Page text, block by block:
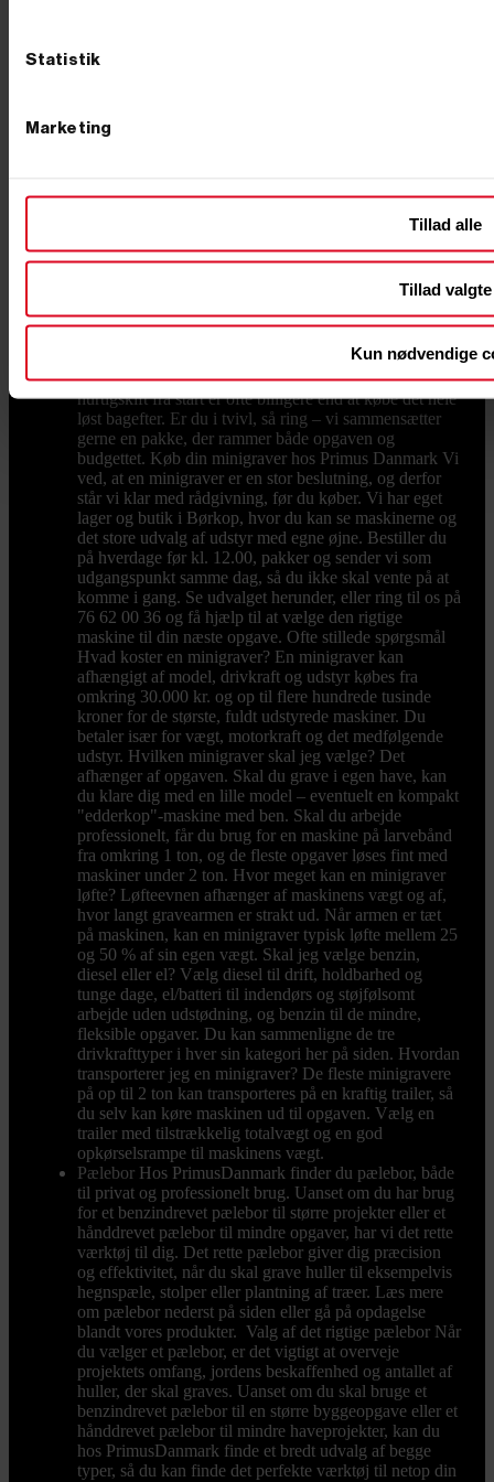
Statistik
Marketing
Tillad alle
Tillad valgte
Kun nødvendige
pladevibrator til at komprimere jorden et oplagt
hullet. Transport og vedligehold En maskine på 1-2 ton
skal flyttes mellem opgaverne, og her er en trailer til
i mange år, sker det også, at noget skal skiftes –
sliddele og reservedele og larvebånd finder du hos os,
koster en minigraver? Prisen afhænger af størrelse,
overkommelig pris, mens de store, fuldt udstyrede
maskiner ligger højere – som tommelfingerregel betaler
Vil du have mest maskine for pengene, så kig på, hvad
der reelt er inkluderet: en model med skovle og
hurtigskift fra start er ofte billigere end at købe det hele
løst bagefter. Er du i tvivl, så ring – vi sammensætter
gerne en pakke, der rammer både opgaven og
budgettet. Køb din minigraver hos Primus Danmark Vi
ved, at en minigraver er en stor beslutning, og derfor
står vi klar med rådgivning, før du køber. Vi har eget
lager og butik i Børkop, hvor du kan se maskinerne og
det store udvalg af udstyr med egne øjne. Bestiller du
på hverdage før kl. 12.00, pakker og sender vi som
udgangspunkt samme dag, så du ikke skal vente på at
komme i gang. Se udvalget herunder, eller ring til os på
76 62 00 36 og få hjælp til at vælge den rigtige
maskine til din næste opgave. Ofte stillede spørgsmål
Hvad koster en minigraver? En minigraver kan
afhængigt af model, drivkraft og udstyr købes fra
omkring 30.000 kr. og op til flere hundrede tusinde
kroner for de største, fuldt udstyrede maskiner. Du
betaler især for vægt, motorkraft og det medfølgende
udstyr. Hvilken minigraver skal jeg vælge? Det
afhænger af opgaven. Skal du grave i egen have, kan
du klare dig med en lille model – eventuelt en kompakt
"edderkop"-maskine med ben. Skal du arbejde
professionelt, får du brug for en maskine på larvebånd
fra omkring 1 ton, og de fleste opgaver løses fint med
maskiner under 2 ton. Hvor meget kan en minigraver
løfte? Løfteevnen afhænger af maskinens vægt og af,
hvor langt gravearmen er strakt ud. Når armen er tæt
på maskinen, kan en minigraver typisk løfte mellem 25
og 50 % af sin egen vægt. Skal jeg vælge benzin,
diesel eller el? Vælg diesel til drift, holdbarhed og
tunge dage, el/batteri til indendørs og støjfølsomt
arbejde uden udstødning, og benzin til de mindre,
fleksible opgaver. Du kan sammenligne de tre
drivkrafttyper i hver sin kategori her på siden. Hvordan
transporterer jeg en minigraver? De fleste minigravere
på op til 2 ton kan transporteres på en kraftig trailer, så
du selv kan køre maskinen ud til opgaven. Vælg en
trailer med tilstrækkelig totalvægt og en god
opkørselsrampe til maskinens vægt.
Pælebor Hos PrimusDanmark finder du pælebor, både
til privat og professionelt brug. Uanset om du har brug
for et benzindrevet pælebor til større projekter eller et
hånddrevet pælebor til mindre opgaver, har vi det rette
værktøj til dig. Det rette pælebor giver dig præcision
og effektivitet, når du skal grave huller til eksempelvis
hegnspæle, stolper eller plantning af træer. Læs mere
om pælebor nederst på siden eller gå på opdagelse
blandt vores produkter. Valg af det rigtige pælebor Når
du vælger et pælebor, er det vigtigt at overveje
projektets omfang, jordens beskaffenhed og antallet af
huller, der skal graves. Uanset om du skal bruge et
benzindrevet pælebor til en større byggeopgave eller et
hånddrevet pælebor til mindre haveprojekter, kan du
hos PrimusDanmark finde et bredt udvalg af begge
typer, så du kan finde det perfekte værktøj til netop din